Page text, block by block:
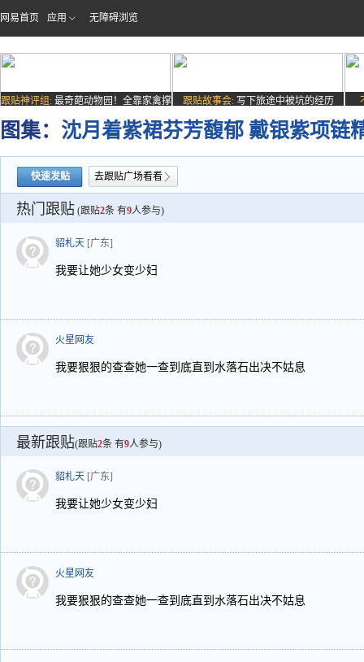
网易首页 应用 无障碍浏览
跟贴神评组: 最奇葩动物园！全靠家禽撑
场子
跟贴故事会: 写下旅途中被坑的经历
图集： 沈月着紫裙芬芳馥郁 戴银紫项链
快速发贴 去跟贴广场看看
热门跟贴 (跟贴2条 有9人参与)
貂札天 [广东]
我要让她少女变少妇
火星网友
我要狠狠的查查她一查到底直到水落石出决不姑息
最新跟贴(跟贴2条 有9人参与)
貂札天 [广东]
我要让她少女变少妇
火星网友
我要狠狠的查查她一查到底直到水落石出决不姑息